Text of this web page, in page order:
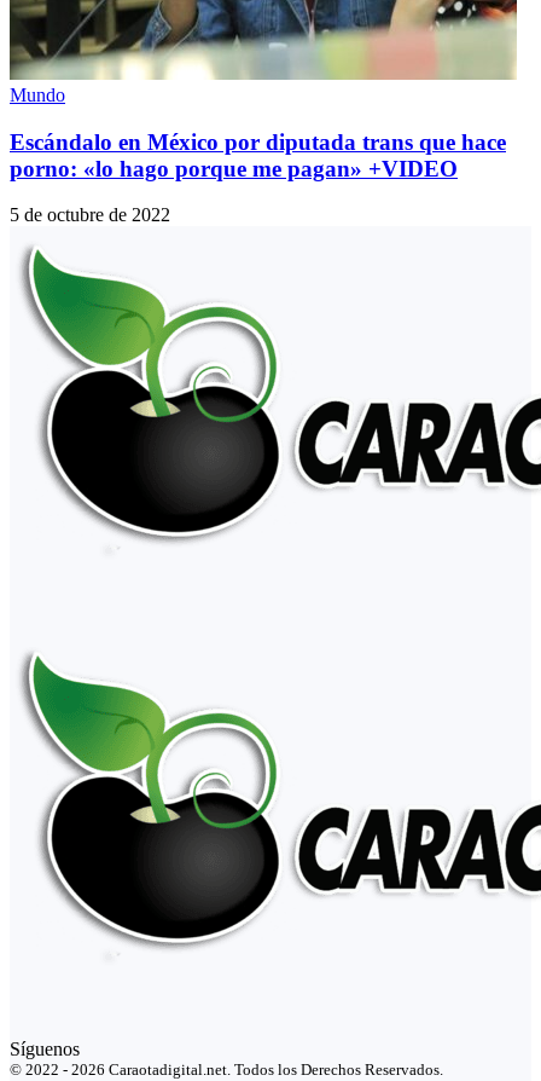
Mundo
Escándalo en México por diputada trans que hace
porno: «lo hago porque me pagan» +VIDEO
5 de octubre de 2022
Síguenos
© 2022 - 2026 Caraotadigital.net. Todos los Derechos Reservados.